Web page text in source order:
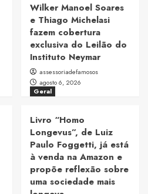
Wilker Manoel Soares
e Thiago Michelasi
fazem cobertura
exclusiva do Leilão do
Instituto Neymar
assessoriadefamosos
agosto 6, 2026
Geral
Livro “Homo
Longevus”, de Luiz
Paulo Foggetti, já está
à venda na Amazon e
propõe reflexão sobre
uma sociedade mais